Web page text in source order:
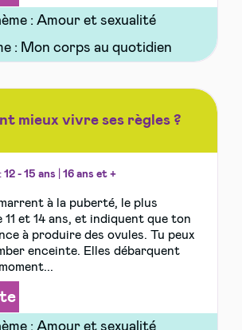
mieux vivre ses règles ?
12 - 15 ans 16 ans et +
à la puberté, le plus
et 14 ans, et indiquent que ton
à produire des ovules. Tu peux
enceinte. Elles débarquent